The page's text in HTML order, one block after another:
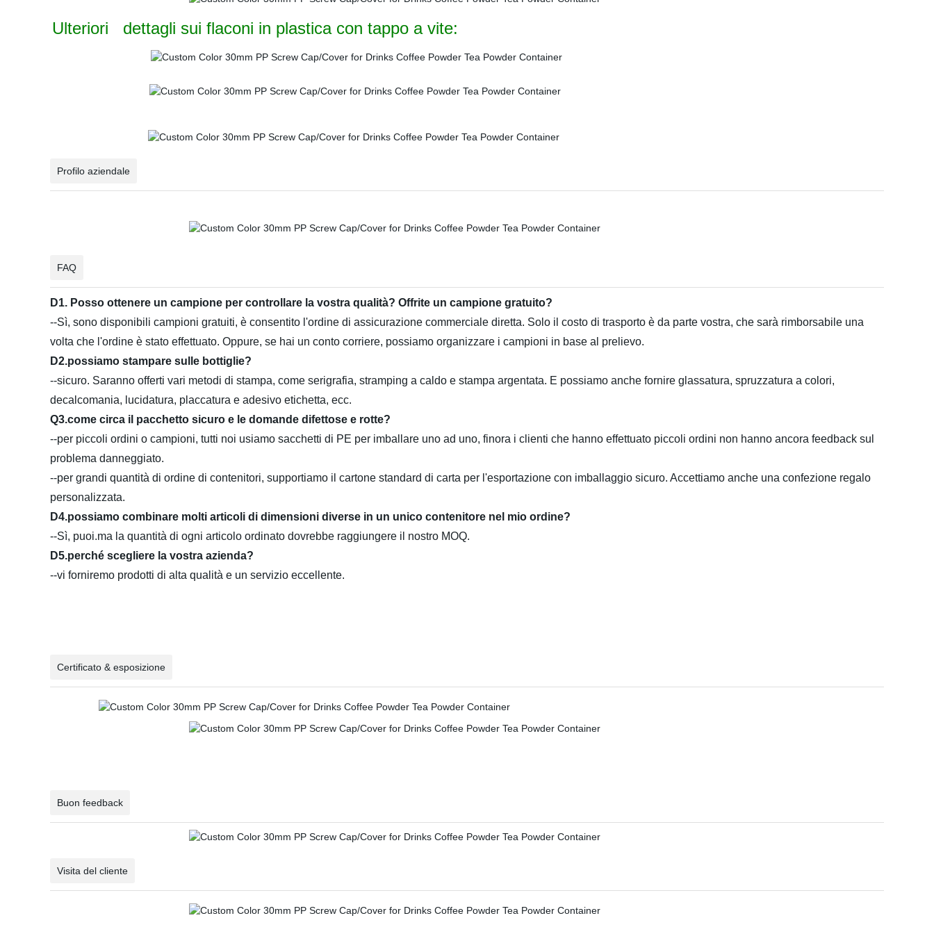
Ulteriori dettagli sui flaconi in plastica con tappo a vite:
Profilo aziendale
FAQ
D1. Posso ottenere un campione per controllare la vostra qualità? Offrite un campione gratuito?
--Sì, sono disponibili campioni gratuiti, è consentito l'ordine di assicurazione commerciale diretta. Solo il costo di trasporto è da parte vostra, che sarà rimborsabile una
volta che l'ordine è stato effettuato. Oppure, se hai un conto corriere, possiamo organizzare i campioni in base al prelievo.
D2.possiamo stampare sulle bottiglie?
--sicuro. Saranno offerti vari metodi di stampa, come serigrafia, stramping a caldo e stampa argentata. E possiamo anche fornire glassatura, spruzzatura a colori,
decalcomania, lucidatura, placcatura e adesivo etichetta, ecc.
Q3.come circa il pacchetto sicuro e le domande difettose e rotte?
--per piccoli ordini o campioni, tutti noi usiamo sacchetti di PE per imballare uno ad uno, finora i clienti che hanno effettuato piccoli ordini non hanno ancora feedback sul
problema danneggiato.
--per grandi quantità di ordine di contenitori, supportiamo il cartone standard di carta per l'esportazione con imballaggio sicuro. Accettiamo anche una confezione regalo
personalizzata.
D4.possiamo combinare molti articoli di dimensioni diverse in un unico contenitore nel mio ordine?
--Sì, puoi.ma la quantità di ogni articolo ordinato dovrebbe raggiungere il nostro MOQ.
D5.perché scegliere la vostra azienda?
--vi forniremo prodotti di alta qualità e un servizio eccellente.
Certificato & esposizione
Buon feedback
Visita del cliente